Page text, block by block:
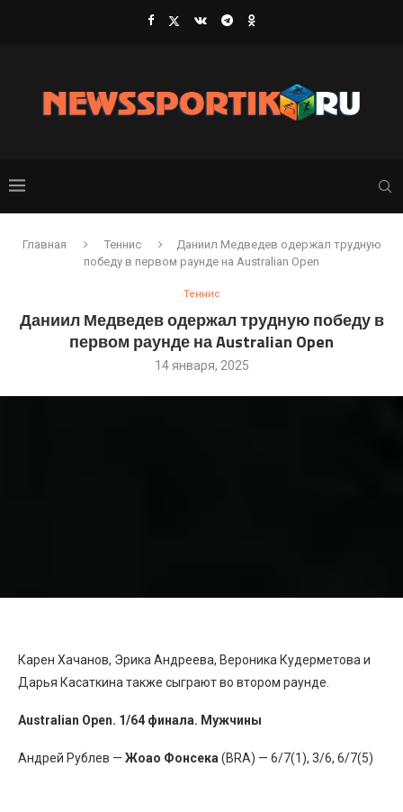
Главная Теннис
Даниил Медведев одержал трудную
победу в первом раунде на Australian Open
Теннис
Даниил Медведев одержал трудную победу в
первом раунде на Australian Open
14 января, 2025
Карен Хачанов, Эрика Андреева, Вероника Кудерметова и
Дарья Касаткина также сыграют во втором раунде.
Australian Open. 1/64 финала. Мужчины
Андрей Рублев — Жоао Фонсека (BRA) — 6/7(1), 3/6, 6/7(5)